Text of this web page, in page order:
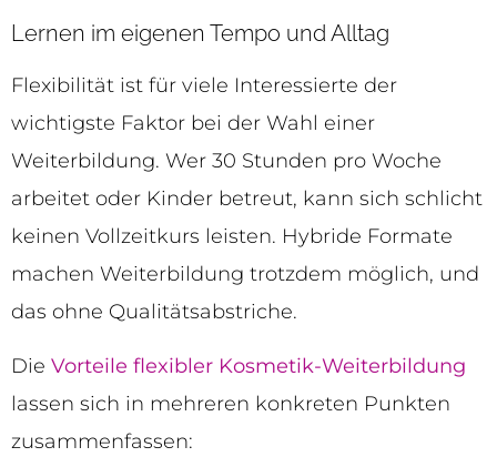
Lernen im eigenen Tempo und Alltag
Flexibilität ist für viele Interessierte der
wichtigste Faktor bei der Wahl einer
Weiterbildung. Wer 30 Stunden pro Woche
arbeitet oder Kinder betreut, kann sich schlicht
keinen Vollzeitkurs leisten. Hybride Formate
machen Weiterbildung trotzdem möglich, und
das ohne Qualitätsabstriche.
Die Vorteile flexibler Kosmetik-Weiterbildung
lassen sich in mehreren konkreten Punkten
zusammenfassen: